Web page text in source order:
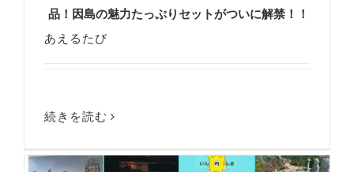
品！因島の魅力たっぷりセットがついに解禁！！
あえるたび
続きを読む